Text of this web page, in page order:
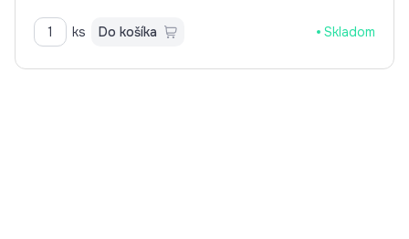
ks Do košíka Skladom